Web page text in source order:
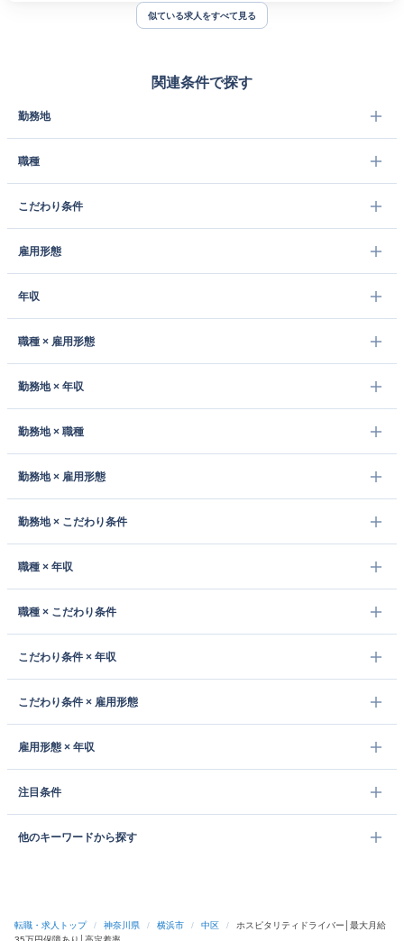
似ている求人をすべて見る
関連条件で探す
勤務地
職種
こだわり条件
雇用形態
年収
職種 × 雇用形態
勤務地 × 年収
勤務地 × 職種
勤務地 × 雇用形態
勤務地 × こだわり条件
職種 × 年収
職種 × こだわり条件
こだわり条件 × 年収
こだわり条件 × 雇用形態
雇用形態 × 年収
注目条件
他のキーワードから探す
転職・求人トップ / 神奈川県 / 横浜市 / 中区 /
ホスピタリティドライバー│最大月給